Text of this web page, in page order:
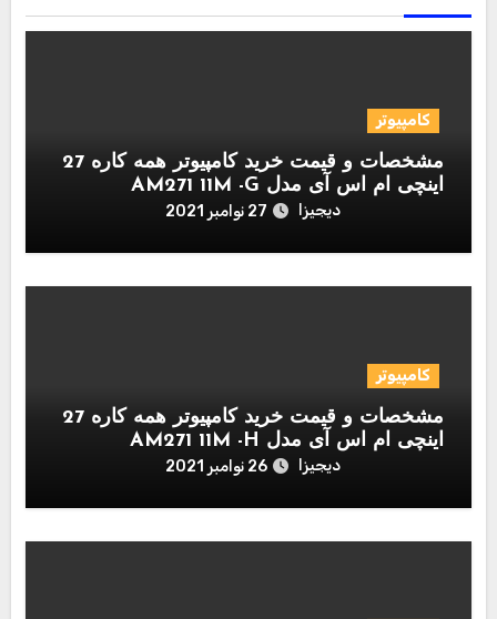
کامپیوتر
مشخصات و قیمت خرید کامپیوتر همه کاره 27
اینچی ام اس آی مدل AM271 11M -G
دیجیزا 27 نوامبر 2021
کامپیوتر
مشخصات و قیمت خرید کامپیوتر همه کاره 27
اینچی ام اس آی مدل AM271 11M -H
دیجیزا 26 نوامبر 2021